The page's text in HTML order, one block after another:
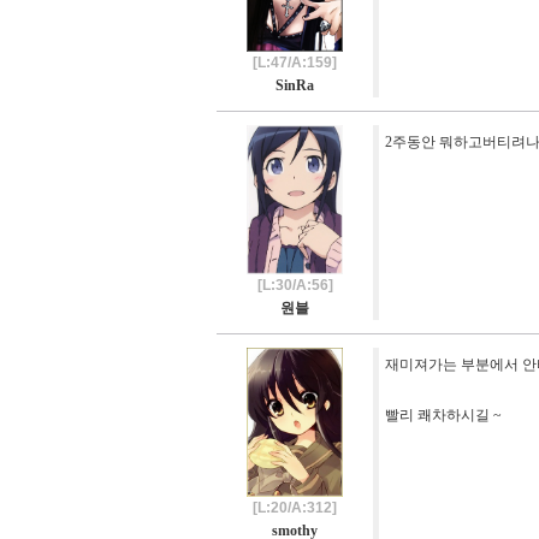
[L:47/A:159]
SinRa
[L:30/A:56]
원블
2주동안 뭐하고버티려
[L:20/A:312]
smothy
재미져가는 부분에서
빨리 쾌차하시길 ~